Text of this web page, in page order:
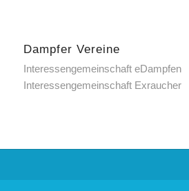
Dampfer Vereine
Interessengemeinschaft eDampfen
Interessengemeinschaft Exraucher